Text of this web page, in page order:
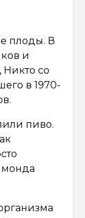
плоды. В
и
Никто со
в 1970-
пиво.